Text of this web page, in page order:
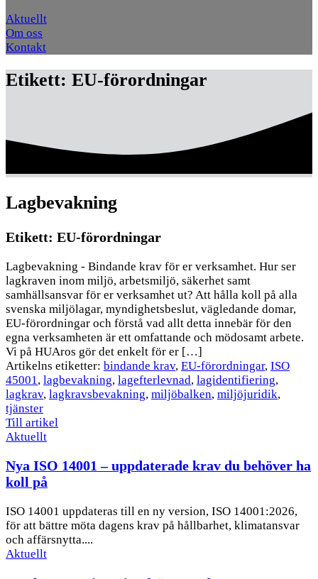
Aktuellt
Om oss
Kontakt
Etikett: EU-förordningar
Lagbevakning
Etikett: EU-förordningar
Lagbevakning - Bindande krav för er verksamhet. Hur ser
lagkraven inom miljö, arbetsmiljö, säkerhet samt
samhällsansvar för er verksamhet ut? Att hålla koll på alla
svenska miljölagar, myndighetsbeslut, vägledande domar,
EU-förordningar och förstå vad allt detta innebär för den
egna verksamheten är ett omfattande och mödosamt arbete.
Vi på HUAros gör det enkelt för er […]
Artikelns etiketter: bindande krav, EU-förordningar, ISO
45001 , lagbevakning, lagefterlevnad, lagidentifiering,
lagkrav, lagkravsbevakning, miljöbalken, miljöjuridik,
tjänster
Till artikel
Aktuellt
Nya ISO 14001 – uppdaterade krav du behöver ha
koll på
ISO 14001 uppdateras till en ny version, ISO 14001:2026,
för att bättre möta dagens krav på hållbarhet, klimatansvar
och affärsnytta....
Aktuellt